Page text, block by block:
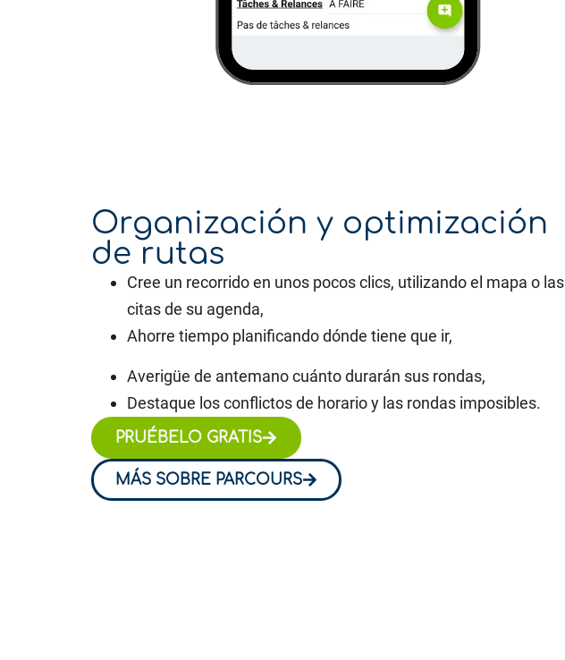
Organización y optimización
de rutas
Cree un recorrido en unos pocos clics, utilizando el mapa o las
citas de su agenda,
Ahorre tiempo planificando dónde tiene que ir,
Averigüe de antemano cuánto durarán sus rondas,
Destaque los conflictos de horario y las rondas imposibles.
PRUÉBELO GRATIS
MÁS SOBRE PARCOURS